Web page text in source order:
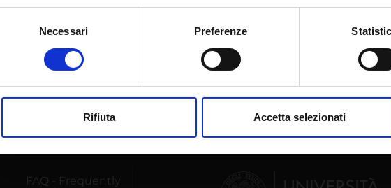
Con il tuo consenso, vorremmo anche:
raccogliere informazioni sulla tua posizione geografica, con
digitali).
modificare o ritirare il tuo consenso in qualsiasi momento dalla Dichiarazione
che hanno raccolto dal tuo utilizzo dei loro servizi.
Necessari Preferenze
Rifiuta Accetta selezionati
FAQ - Frequently